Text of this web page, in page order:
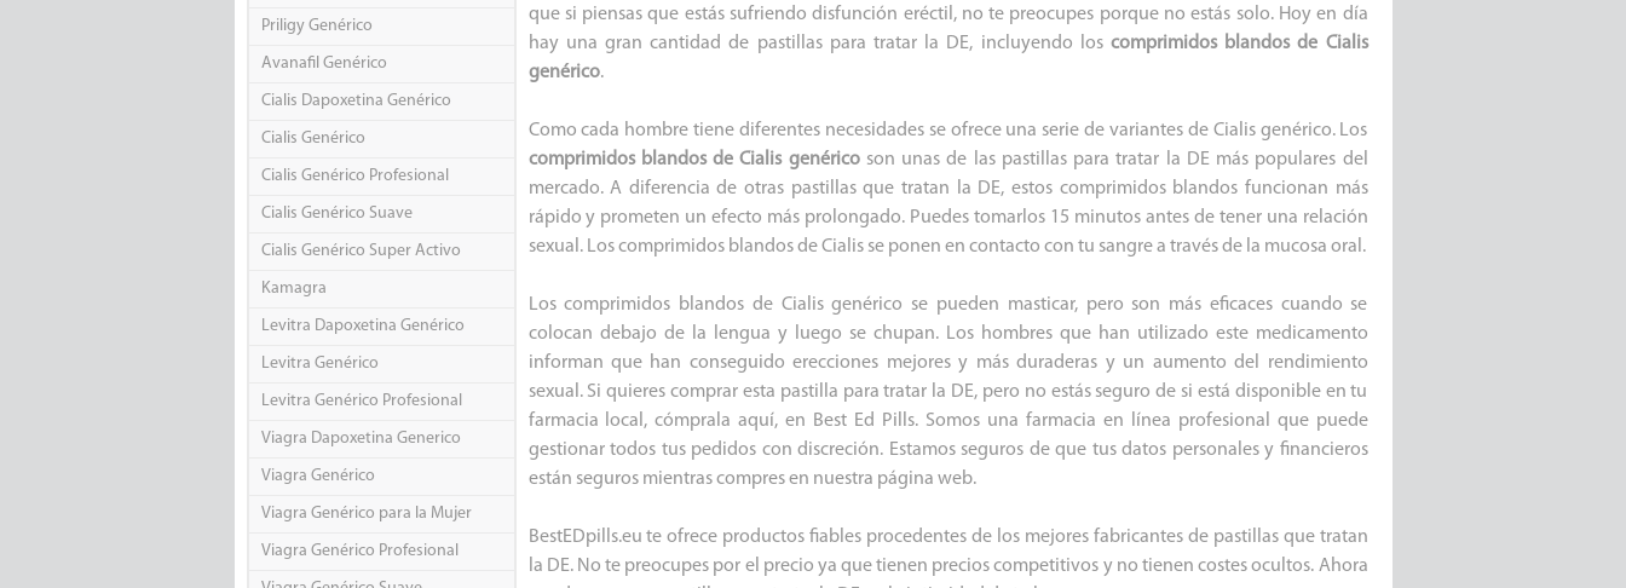
Priligy Genérico
Avanafil Genérico
Cialis Dapoxetina Genérico
Cialis Genérico
Cialis Genérico Profesional
Cialis Genérico Suave
Cialis Genérico Super Activo
Kamagra
Levitra Dapoxetina Genérico
Levitra Genérico
Levitra Genérico Profesional
Viagra Dapoxetina Generico
Viagra Genérico
Viagra Genérico para la Mujer
Viagra Genérico Profesional
que si piensas que estás sufriendo disfunción eréctil, no te preocupes porque no estás solo. Hoy en día
hay una gran cantidad de pastillas para tratar la DE, incluyendo los comprimidos blandos de Cialis
genérico.
Como cada hombre tiene diferentes necesidades se ofrece una serie de variantes de Cialis genérico. Los
comprimidos blandos de Cialis genéricoson unas de las pastillas para tratar la DE más populares del
mercado. A diferencia de otras pastillas que tratan la DE, estos comprimidos blandos funcionan más
rápido y prometen un efecto más prolongado. Puedes tomarlos 15 minutos antes de tener una relación
sexual. Los comprimidos blandos de Cialis se ponen en contacto con tu sangre a través de la mucosa oral.
Los comprimidos blandos de Cialis genérico se pueden masticar, pero son más eficaces cuando se
colocan debajo de la lengua y luego se chupan. Los hombres que han utilizado este medicamento
informan que han conseguido erecciones mejores y más duraderas y un aumento del rendimiento
sexual. Si quieres comprar esta pastilla para tratar la DE, pero no estás seguro de si está disponible en tu
farmacia local, cómprala aquí, en Best Ed Pills. Somos una farmacia en línea profesional que puede
gestionar todos tus pedidos con discreción. Estamos seguros de que tus datos personales y financieros
están seguros mientras compres en nuestra página web.
BestEDpills.eu te ofrece productos fiables procedentes de los mejores fabricantes de pastillas que tratan
la DE. No te preocupes por el precio ya que tienen precios competitivos y no tienen costes ocultos. Ahora